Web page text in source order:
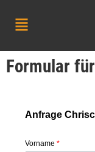
Formular
Anfrage
Vorname *